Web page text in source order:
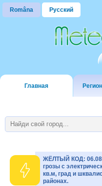
Româna Русский
Главная
ЖЁЛТЫЙ КОД:
грозы с
кв.м, град и
районах.